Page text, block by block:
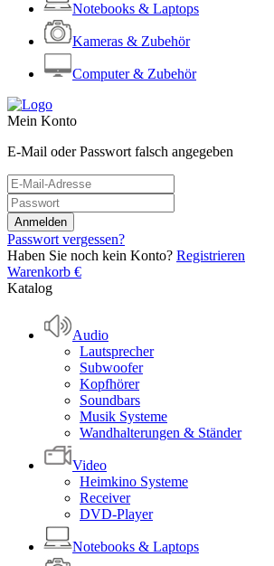
Notebooks & Laptops
Kameras & Zubehör
Computer & Zubehör
Mein Konto
E-Mail oder Passwort falsch angegeben
Passwort vergessen?
Haben Sie noch kein Konto? Registrieren
Warenkorb €
Katalog
Audio
Lautsprecher
Subwoofer
Kopfhörer
Soundbars
Musik Systeme
Wandhalterungen & Ständer
Video
Heimkino Systeme
Receiver
DVD-Player
Notebooks & Laptops